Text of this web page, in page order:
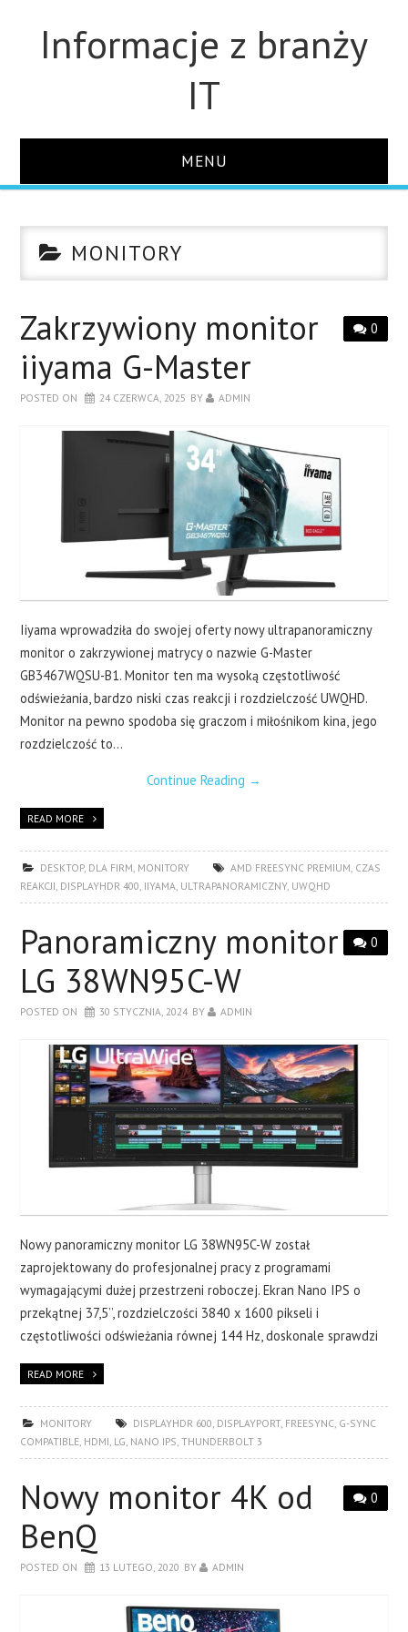
Informacje z branży
IT
MENU
DLA FIRM
MONITORY
MONITORY
0
Zakrzywiony monitor
iiyama G-Master
POSTED ON 24 CZERWCA, 2025 BY ADMIN
Iiyama wprowadziła do swojej oferty nowy ultrapanoramiczny
monitor o zakrzywionej matrycy o nazwie G-Master
GB3467WQSU-B1. Monitor ten ma wysoką częstotliwość
odświeżania, bardzo niski czas reakcji i rozdzielczość UWQHD.
Monitor na pewno spodoba się graczom i miłośnikom kina, jego
rozdzielczość to…
Continue Reading →
READ MORE
DESKTOP, DLA FIRM, MONITORY AMD FREESYNC PREMIUM, CZAS
REAKCJI, DISPLAYHDR 400, IIYAMA, ULTRAPANORAMICZNY, UWQHD
0
Panoramiczny monitor
LG 38WN95C-W
POSTED ON 30 STYCZNIA, 2024 BY ADMIN
Nowy panoramiczny monitor LG 38WN95C-W został
zaprojektowany do profesjonalnej pracy z programami
wymagającymi dużej przestrzeni roboczej. Ekran Nano IPS o
przekątnej 37,5’’, rozdzielczości 3840 x 1600 pikseli i
częstotliwości odświeżania równej 144 Hz, doskonale sprawdzi
READ MORE
MONITORY DISPLAYHDR 600 DISPLAYPORT, FREESYNC G-SYNC
COMPATIBLE HDMI LG NANO IPS ,THUNDERBOLT 3
0
Nowy monitor 4K od
BenQ
POSTED ON 13 LUTEGO, 2020 BY ADMIN